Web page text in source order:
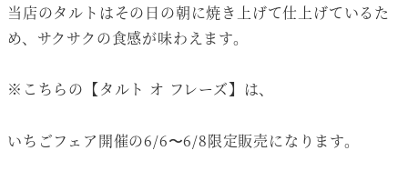
当店のタルトはその日の朝に焼き上げて仕上げているた
め、サクサクの食感が味わえます。
※こちらの【タルト オ フレーズ】は、
いちごフェア開催の6/6〜6/8限定販売になります。